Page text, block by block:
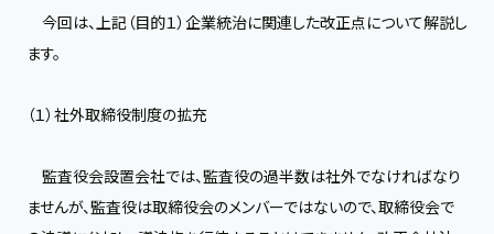
今回は、上記（目的１）企業統治に関連した改正点について解説し
ます。
（１）社外取締役制度の拡充
監査役会設置会社では、監査役の過半数は社外でなければなり
ませんが、監査役は取締役会のメンバーではないので、取締役会で